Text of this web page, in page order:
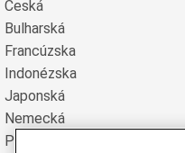
Česká
Bulharská
Francúzska
Indonézska
Japonská
Nemecká
Poľská